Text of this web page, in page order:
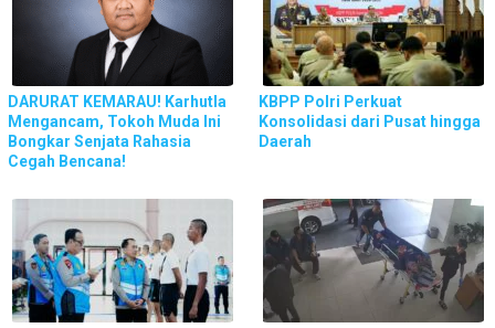
DARURAT KEMARAU! Karhutla
Mengancam, Tokoh Muda Ini
Bongkar Senjata Rahasia
Cegah Bencana!
KBPP Polri Perkuat
Konsolidasi dari Pusat hingga
Daerah